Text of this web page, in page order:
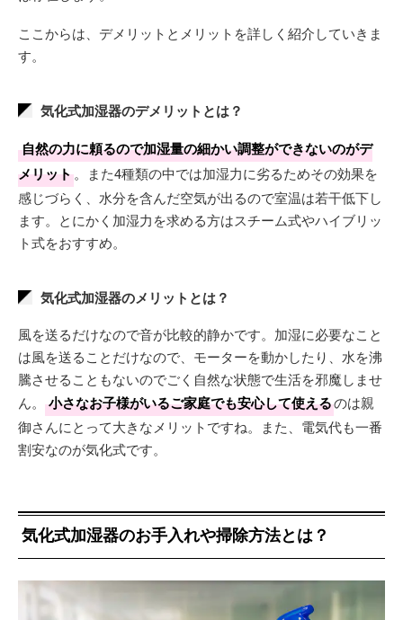
ここからは、デメリットとメリットを詳しく紹介していきま
す。
気化式加湿器のデメリットとは？
自然の力に頼るので加湿量の細かい調整ができないのがデ
メリット。また4種類の中では加湿力に劣るためその効果を
感じづらく、水分を含んだ空気が出るので室温は若干低下し
ます。とにかく加湿力を求める方はスチーム式やハイブリッ
ト式をおすすめ。
気化式加湿器のメリットとは？
風を送るだけなので音が比較的静かです。加湿に必要なこと
は風を送ることだけなので、モーターを動かしたり、水を沸
騰させることもないのでごく自然な状態で生活を邪魔しませ
ん。
小さなお子様がいるご家庭でも安心して使えるのは親
御さんにとって大きなメリットですね。また、電気代も一番
割安なのが気化式です。
気化式加湿器のお手入れや掃除方法とは？